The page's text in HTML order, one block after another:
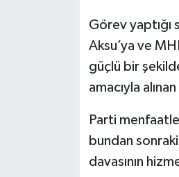
Görev yaptığı
Aksu’ya ve
güçlü bir
amacıyla
Parti
bundan
davasının